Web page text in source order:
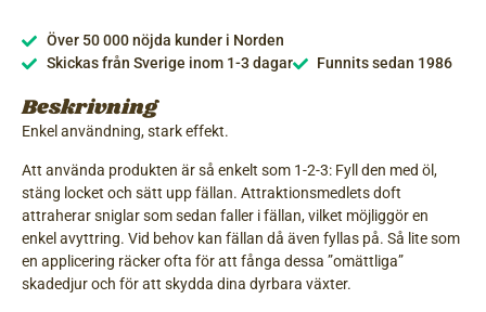
Över 50 000 nöjda kunder i Norden
Skickas från Sverige inom 1-3 dagar
Funnits sedan 1986
Beskrivning
Enkel användning, stark effekt.
Att använda produkten är så enkelt som 1-2-3: Fyll den med öl,
stäng locket och sätt upp fällan. Attraktionsmedlets doft
attraherar sniglar som sedan faller i fällan, vilket möjliggör en
enkel avyttring. Vid behov kan fällan då även fyllas på. Så lite som
en applicering räcker ofta för att fånga dessa ”omättliga”
skadedjur och för att skydda dina dyrbara växter.